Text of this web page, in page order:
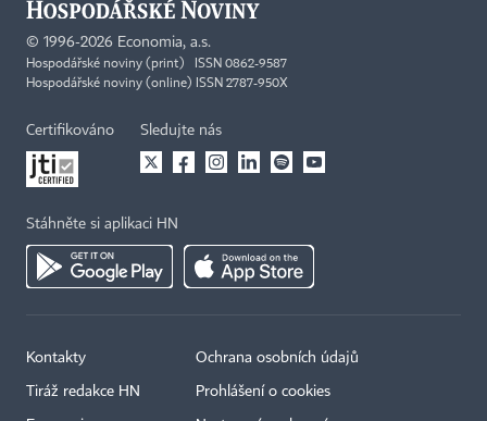
© 1996-2026 Economia, a.s.
Hospodářské noviny (print) ISSN 0862-9587
Hospodářské noviny (online) ISSN 2787-950X
Certifikováno Sledujte nás
Stáhněte si aplikaci HN
Kontakty
Tiráž redakce HN
Ochrana osobních údajů
Prohlášení o cookies